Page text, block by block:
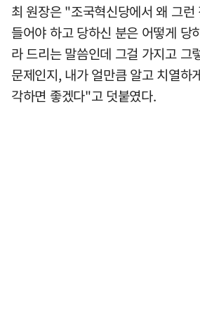
최 원장은 "조국혁신당에서 왜 그런
들어야 하고 당하신 분은 어떻게 당
라 드리는 말씀인데 그걸 가지고 그
문제인지, 내가 얼만큼 알고 치열하
각하면 좋겠다"고 덧붙였다.